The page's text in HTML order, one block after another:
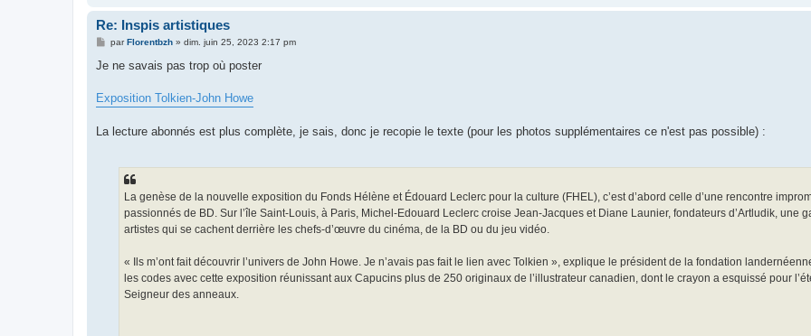
Re: Inspis artistiques
M
s
g
e
parFlorentbzh» dim. juin 25, 2023 2:17 pm
Je ne savais pas trop où poster
Exposition Tolkien-John Howe
La lecture abonnés est plus complète, je sais, donc je recopie le texte (pour les photos supplémentaires ce n'est pas possible) :
La genèse de la nouvelle exposition du Fonds Hélène et Édouard Leclerc pour la culture (FHEL), c’est d’abord celle d’une rencontre
passionnés de BD. Sur l’île Saint-Louis, à Paris, Michel-Edouard Leclerc croise Jean-Jacques et Diane Launier, fondateurs d’Artludik, une
artistes qui se cachent derrière les chefs-d’œuvre du cinéma, de la BD ou du jeu vidéo.
« Ils m’ont fait découvrir l’univers de John Howe. Je n’avais pas fait le lien avec Tolkien », explique le président de la fondation
les codes avec cette exposition réunissant aux Capucins plus de 250 originaux de l’illustrateur canadien, dont le crayon a esquissé pour
Seigneur des anneaux.